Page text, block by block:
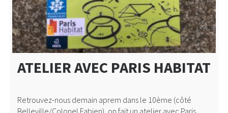
ATELIER AVEC PARIS HABITAT
Retrouvez-nous demain aprem dans le 10ème (côté